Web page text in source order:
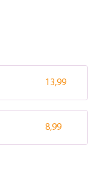
13,99
8,99